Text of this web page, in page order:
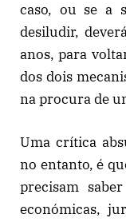
caso, ou se a
desiludir,
anos, para
dos dois
na procura de
Uma crítica
no entanto, é
precisam
económicas,